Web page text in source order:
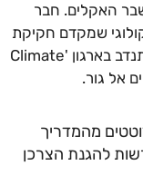
האקלים. חבר
שמקדם חקיקת
חוק אקלימי אקולוגי. מתנדב בארגון 'Climate
הקטעים מצוטטים מהמדריך
להגנת הצרכן